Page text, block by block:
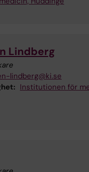
Lindberg
lindberg@ki.se
Institutionen för